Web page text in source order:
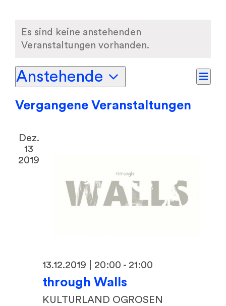
Es sind keine anstehenden
Veranstaltungen vorhanden.
Liste
Anstehende
wählen.
Vergangene Veranstaltungen
Dez.
13
2019
13.12.2019 | 20:00 - 21:00
through Walls
KULTURLAND OGROSEN